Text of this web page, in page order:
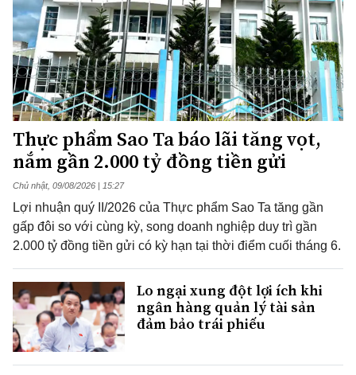
Thực phẩm Sao Ta báo lãi tăng vọt,
nắm gần 2.000 tỷ đồng tiền gửi
Chủ nhật, 09/08/2026 | 15:27
Lợi nhuận quý II/2026 của Thực phẩm Sao Ta tăng gần
gấp đôi so với cùng kỳ, song doanh nghiệp duy trì gần
2.000 tỷ đồng tiền gửi có kỳ hạn tại thời điểm cuối tháng 6.
Lo ngại xung đột lợi ích khi
ngân hàng quản lý tài sản
đảm bảo trái phiếu